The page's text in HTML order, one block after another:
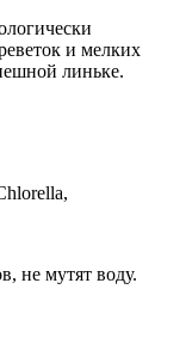
и мелких
линьке.
не мутят воду.